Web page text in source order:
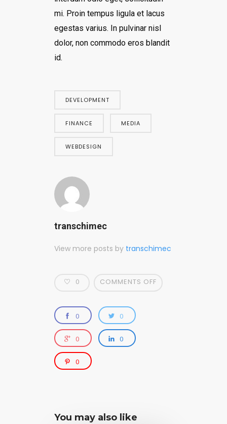
mi. Proin tempus ligula et lacus
egestas varius. In pulvinar nisl
dolor, non commodo eros blandit
id.
DEVELOPMENT
FINANCE MEDIA
WEBDESIGN
transchimec
View more posts by transchimec
0 COMMENTS OFF
0 0
0 0
0
You may also like